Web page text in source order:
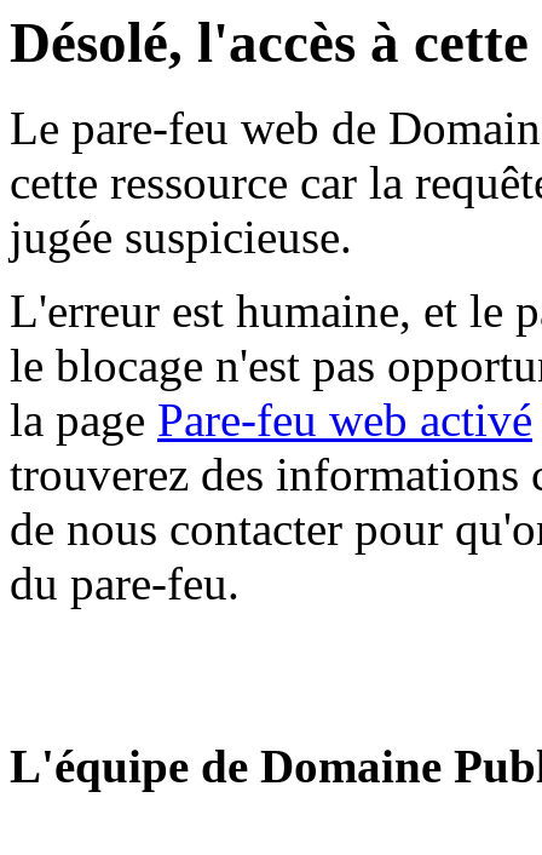
Désolé, l'accès à
Le pare-feu web de
cette ressource car la
jugée suspicieuse.
L'erreur est humaine, et le
le blocage n'est pas
la page Pare-feu web activé
trouverez des informations
de nous contacter pour
du pare-feu.
L'équipe de Domaine